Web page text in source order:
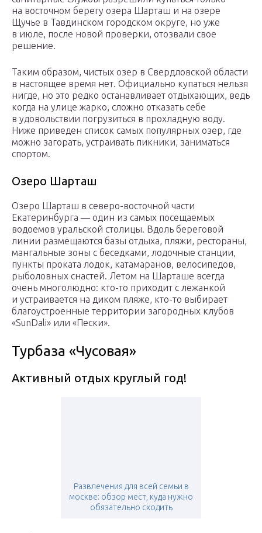
на восточном берегу озера Шарташ и на озере
Щучье в Тавдинском городском округе, но уже
в июле, после новой проверки, отозвали свое
решение.
Таким образом, чистых озер в Свердловской области
в настоящее время нет. Официально купаться нельзя
нигде, но это редко останавливает отдыхающих, ведь
когда на улице жарко, сложно отказать себе
в удовольствии погрузиться в прохладную воду.
Ниже приведен список самых популярных озер, где
можно загорать, устраивать пикники, заниматься
спортом.
Озеро Шарташ
Озеро Шарташ в северо-восточной части
Екатеринбурга — один из самых посещаемых
водоемов уральской столицы. Вдоль береговой
линии размещаются базы отдыха, пляжи, рестораны,
мангальные зоны с беседками, лодочные станции,
пункты проката лодок, катамаранов, велосипедов,
рыболовных снастей. Летом на Шарташе всегда
очень многолюдно: кто-то приходит с лежанкой
и устраивается на диком пляже, кто-то выбирает
благоустроенные территории загородных клубов
«SunDali» или «Пески».
Турбаза «Чусовая»
Активный отдых круглый год!
Развлечения для всей семьи в
москве: обзор мест, куда нужно
обязательно сходить